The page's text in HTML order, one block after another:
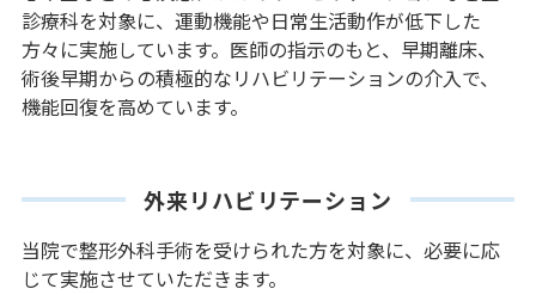
診療科を対象に、運動機能や日常生活動作が低下した
方々に実施しています。医師の指示のもと、早期離床、
術後早期からの積極的なリハビリテーションの介入で、
機能回復を高めています。
外来リハビリテーション
当院で整形外科手術を受けられた方を対象に、必要に応
じて実施させていただきます。